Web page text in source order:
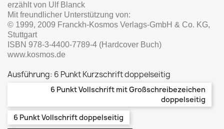
erzählt von Ulf Blanck
Mit freundlicher Unterstützung von:
© 1999, 2009 Franckh-Kosmos Verlags-GmbH & Co. KG,
Stuttgart
ISBN 978-3-4400-7789-4 (Hardcover Buch)
www.kosmos.de
Ausführung: 6 Punkt Kurzschrift doppelseitig
6 Punkt Vollschrift mit Großschreibezeichen
doppelseitig
6 Punkt Vollschrift doppelseitig